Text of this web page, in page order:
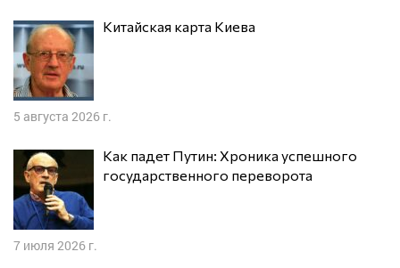
Китайская карта Киева
5 августа 2026 г.
Как падет Путин: Хроника успешного
государственного переворота
7 июля 2026 г.